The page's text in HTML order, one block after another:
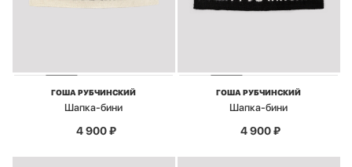
ГОША РУБЧИНСКИЙ
Шапка-бини
4 900₽
ГОША РУБЧИНСКИЙ
Шапка-бини
4 900₽